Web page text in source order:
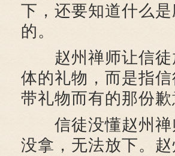
下，还要知道什么
的。
赵州禅师让信徒
体的礼物，而是指
带礼物而有的那份歉
信徒没懂赵州禅
没拿，无法放下。